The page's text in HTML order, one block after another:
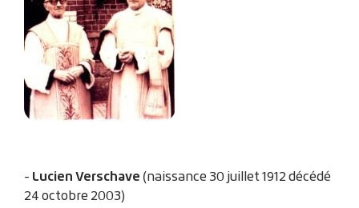
-Lucien Verschave(naissance 30 juillet 1912 décédé
24 octobre 2003)